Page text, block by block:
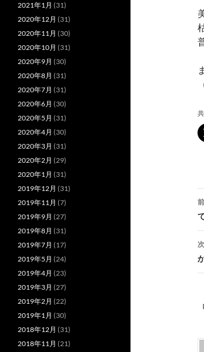
2021年1月 (31)
2020年12月 (31)
2020年11月 (30)
2020年10月 (31)
2020年9月 (30)
2020年8月 (31)
2020年7月 (31)
2020年6月 (30)
2020年5月 (31)
2020年4月 (30)
2020年3月 (31)
2020年2月 (29)
2020年1月 (31)
2019年12月 (31)
2019年11月 (7)
2019年9月 (27)
2019年8月 (31)
2019年7月 (17)
2019年5月 (24)
2019年4月 (23)
2019年3月 (27)
2019年2月 (22)
2019年1月 (30)
2018年12月 (31)
2018年11月 (21)